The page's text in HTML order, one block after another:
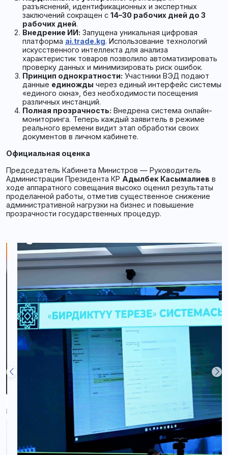
разъяснений, идентификационных и экспертных
заключений сокращен с 14–30 рабочих дней до 3
рабочих дней.
Внедрение ИИ: Запущена уникальная цифровая
платформа ai.trade.kg. Использование технологий
искусственного интеллекта для анализа
характеристик товаров позволило автоматизировать
проверку данных и минимизировать риск ошибок.
Принцип однократности: Участники ВЭД подают
данные единожды через единый интерфейс системы
«единого окна», без необходимости посещения
различных инстанций.
Полная прозрачность: Внедрена система онлайн-
мониторинга. Теперь каждый заявитель в режиме
реального времени видит этап обработки своих
документов в личном кабинете.
Официальная оценка
Председатель Кабинета Министров — Руководитель
Администрации Президента КР Адылбек Касымалиев в
ходе аппаратного совещания высоко оценил результаты
проделанной работы, отметив существенное снижение
административной нагрузки на бизнес и повышение
прозрачности государственных процедур.